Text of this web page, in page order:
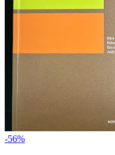
-56%